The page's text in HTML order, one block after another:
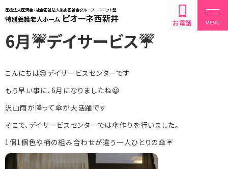
お電話
設備・サービス内容
利用方法・料金
6月☔デイサービス☔
こんにちは😊デイサービスセンターです
もう早い事に、6月になりましたね😀
沢山雨が降って傘が大活躍です
そこで、デイサービスセンターでは傘作りを行いました。
1個1個色や柄の組み合わせが違う一人ひとりの傘☔